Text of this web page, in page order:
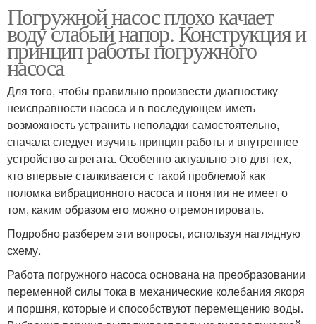
Погружной насос плохо качает
воду слабый напор. Конструкция и
принцип работы погружного
насоса
Для того, чтобы правильно произвести диагностику
неисправности насоса и в последующем иметь
возможность устранить неполадки самостоятельно,
сначала следует изучить принцип работы и внутреннее
устройство агрегата. Особенно актуально это для тех,
кто впервые сталкивается с такой проблемой как
поломка вибрационного насоса и понятия не имеет о
том, каким образом его можно отремонтировать.
Подробно разберем эти вопросы, используя наглядную
схему.
Работа погружного насоса основана на преобразовании
переменной силы тока в механические колебания якоря
и поршня, которые и способствуют перемещению воды.